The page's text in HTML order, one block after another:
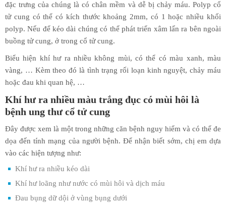
đặc trưng của chúng là có chân mềm và dễ bị chảy máu. Polyp cổ
tử cung có thể có kích thước khoảng 2mm, có 1 hoặc nhiều khối
polyp. Nếu để kéo dài chúng có thể phát triển xâm lấn ra bên ngoài
buồng tử cung, ở trong cổ tử cung.
Biểu hiện khí hư ra nhiều không mùi, có thể có màu xanh, màu
vàng, … Kèm theo đó là tình trạng rối loạn kinh nguyệt, chảy máu
hoặc đau khi quan hệ, …
Khí hư ra nhiều màu trắng đục có mùi hôi là
bệnh ung thư cổ tử cung
Đây được xem là một trong những căn bệnh nguy hiểm và có thể đe
dọa đến tính mạng của người bệnh. Để nhận biết sớm, chị em dựa
vào các hiện tượng như:
Khí hư ra nhiều kéo dài
Khí hư loãng như nước có mùi hôi và dịch máu
Đau bụng dữ dội ở vùng bụng dưới